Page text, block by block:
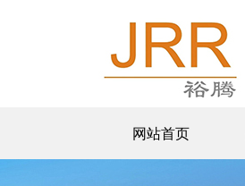
网站首页